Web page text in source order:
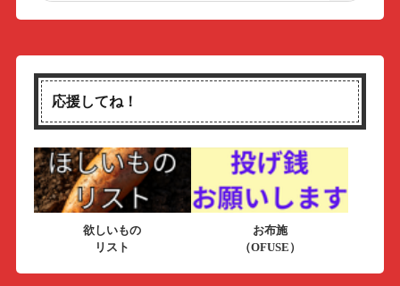
応援してね！
欲しいもの
リスト
お布施
（OFUSE）